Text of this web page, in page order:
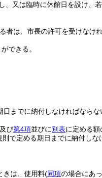
又は臨時に休館日を設け、
者は、市長の許可を受けなけ
できる。
までに納付しなければならな
及び第4項並びに別表に定める
則で定める期日までに納付しな
きは、使用料(同項の場合にあ